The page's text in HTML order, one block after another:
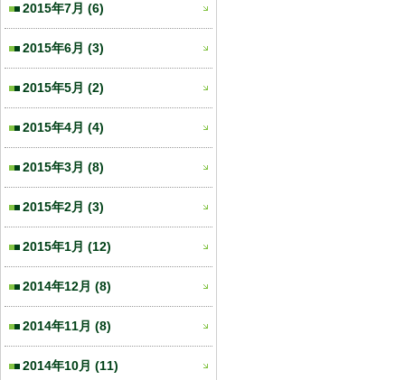
2015年7月 (6)
2015年6月 (3)
2015年5月 (2)
2015年4月 (4)
2015年3月 (8)
2015年2月 (3)
2015年1月 (12)
2014年12月 (8)
2014年11月 (8)
2014年10月 (11)